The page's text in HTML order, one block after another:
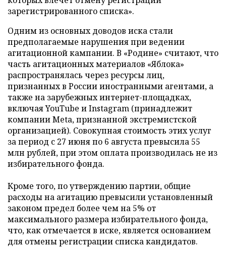
зарегистрированного списка».
Одним из основных доводов иска стали
предполагаемые нарушения при ведении
агитационной кампании. В «Родине» считают, что
часть агитационных материалов «Яблока»
распространялась через ресурсы лиц,
признанных в России иностранными агентами, а
также на зарубежных интернет-площадках,
включая YouTube и Instagram (принадлежит
компании Meta, признанной экстремистской
организацией). Совокупная стоимость этих услуг
за период с 27 июня по 6 августа превысила 55
млн рублей, при этом оплата производилась не из
избирательного фонда.
Кроме того, по утверждению партии, общие
расходы на агитацию превысили установленный
законом предел более чем на 5% от
максимального размера избирательного фонда,
что, как отмечается в иске, является основанием
для отмены регистрации списка кандидатов.